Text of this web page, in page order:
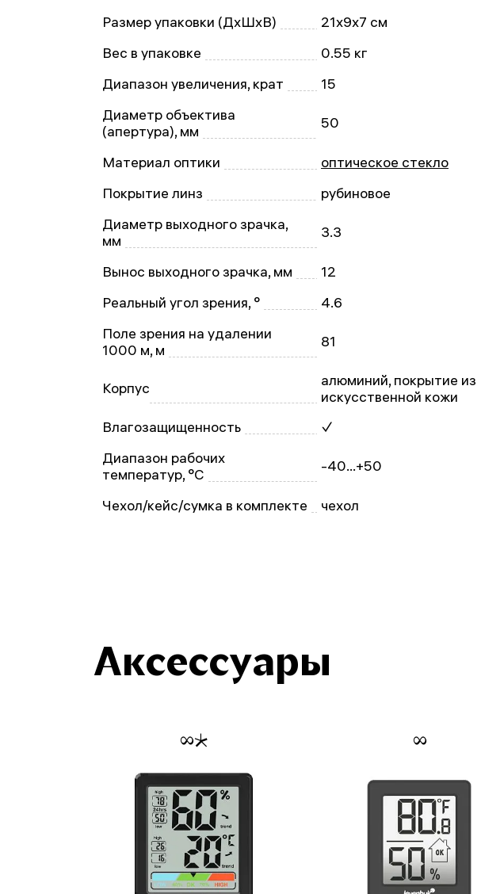
Размер упаковки (ДxШxВ)
21x9x7 см
Вес в упаковке
0.55 кг
Диапазон увеличения, крат
15
Диаметр объектива
(апертура), мм
50
Материал оптики
оптическое стекло
Покрытие линз
рубиновое
Диаметр выходного зрачка,
мм
3.3
Вынос выходного зрачка, мм
12
Реальный угол зрения, °
4.6
Поле зрения на удалении
1000 м, м
81
Корпус
алюминий, покрытие из
искусственной кожи
Влагозащищенность
✓
Диапазон рабочих
температур, °С
-40...+50
Чехол/кейс/сумка в комплекте чехол
Аксессуары